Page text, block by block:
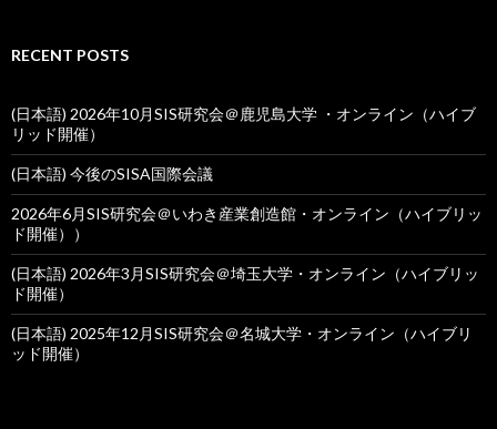
RECENT POSTS
(日本語) 2026年10月SIS研究会＠鹿児島大学 ・オンライン（ハイブ
リッド開催）
(日本語) 今後のSISA国際会議
2026年6月SIS研究会＠いわき産業創造館・オンライン（ハイブリッ
ド開催））
(日本語) 2026年3月SIS研究会＠埼玉大学・オンライン（ハイブリッ
ド開催）
(日本語) 2025年12月SIS研究会＠名城大学・オンライン（ハイブリ
ッド開催）